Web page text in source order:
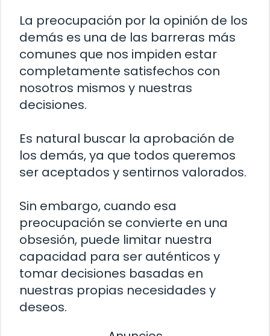
La preocupación por la opinión de los
demás es una de las barreras más
comunes que nos impiden estar
completamente satisfechos con
nosotros mismos y nuestras
decisiones.
Es natural buscar la aprobación de
los demás, ya que todos queremos
ser aceptados y sentirnos valorados.
Sin embargo, cuando esa
preocupación se convierte en una
obsesión, puede limitar nuestra
capacidad para ser auténticos y
tomar decisiones basadas en
nuestras propias necesidades y
deseos.